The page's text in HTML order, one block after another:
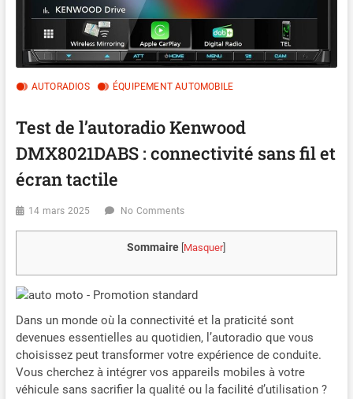
AUTORADIOS ÉQUIPEMENT AUTOMOBILE
Test de l’autoradio Kenwood
DMX8021DABS : connectivité sans fil et
écran tactile
14 mars 2025 No Comments
Sommaire Masquer]
Dans un monde où la connectivité et la praticité sont
devenues essentielles au quotidien, l’autoradio que vous
choisissez peut transformer votre expérience de conduite.
Vous cherchez à intégrer vos appareils mobiles à votre
véhicule sans sacrifier la qualité ou la facilité d’utilisation ?